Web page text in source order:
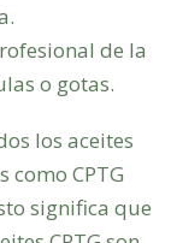
de la
o gotas.
los aceites
como CPTG
significa que